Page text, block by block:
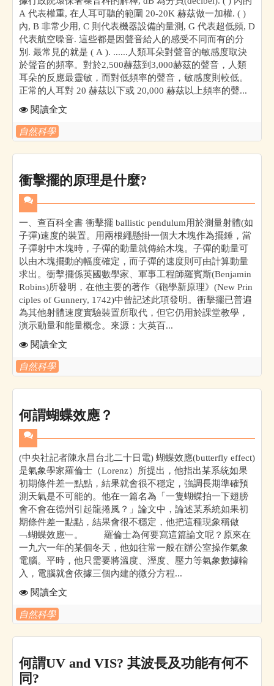
A 代表權重, 在人耳可聽的範圍 20-20K 赫茲做一加權. ( )
內, B 非常少用, C 則代表機器設備的量測, G 代表超低頻, D
代表航空噪音. 這些都是因聲音給人的感受不同而有的分
別. 最常見的就是 ( A ). ......人類耳朵對聲音的敏感度取決
於聲音的頻率。對於2,500赫茲到3,000赫茲的聲音，人類
耳朵的反應最靈敏，而對低頻率的聲音，敏感度則較低。
正常的人耳對 20 赫茲以下或 20,000 赫茲以上頻率的聲...
閱讀全文
自然科學
衝擊擺的原理是什麼?
一、查百科全書 衝擊擺 ballistic pendulum用於測量射體(如
子彈)速度的裝置。用兩根繩懸掛一個大木塊作為擺錘，當
子彈射中木塊時，子彈的動量就傳給木塊。子彈的動量可
以由木塊擺動的幅度確定，而子彈的速度則可由計算動量
求出。衝擊擺係英國數學家、軍事工程師羅賓斯(Benjamin
Robins)所發明，在他主要的著作《砲學新原理》(New Prin
ciples of Gunnery, 1742)中曾記述此項發明。衝擊擺已普遍
為其他射體速度實驗裝置所取代，但它仍用於課堂教學，
演示動量和能量概念。來源：大英百...
閱讀全文
自然科學
何謂蝴蝶效應？
(中央社記者陳永昌台北二十日電) 蝴蝶效應(butterfly effect)
是氣象學家羅倫士（Lorenz）所提出，他指出某系統如果
初期條件差一點點，結果就會很不穩定，強調長期準確預
測天氣是不可能的。他在一篇名為「一隻蝴蝶拍一下翅膀
會不會在德州引起龍捲風？」論文中，論述某系統如果初
期條件差一點點，結果會很不穩定，他把這種現象稱做
﹁蝴蝶效應﹂。 羅倫士為何要寫這篇論文呢？原來在
一九六一年的某個冬天，他如往常一般在辦公室操作氣象
電腦。平時，他只需要將溫度、溼度、壓力等氣象數據輸
入，電腦就會依據三個內建的微分方程...
閱讀全文
自然科學
何謂UV and VIS? 其波長及功能有何不
同?